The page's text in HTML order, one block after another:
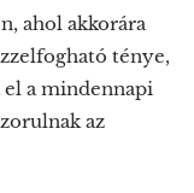
ahol akkorára
ténye,
a mindennapi
az